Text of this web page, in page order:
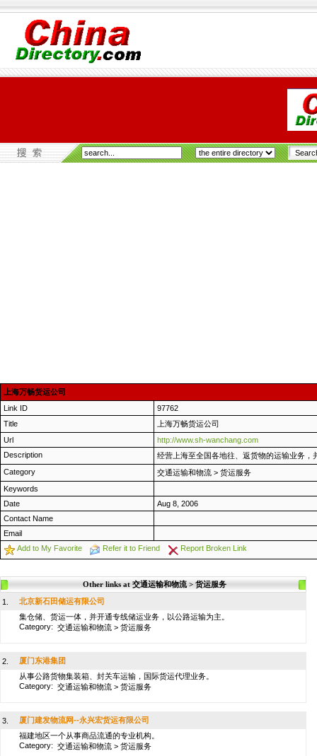
上海万畅货运公司
Link ID
97762
Title
上海万畅货运公司
Url
http://www.sh-wanchang.com
Description
经营上海至全国各地往、返货物的运输业务，
Category
交通运输和物流 > 货运服务
Keywords
Date
Aug 8, 2006
Contact Name
Email
Add to My Favorite
Refer it to Friend Report Broken Link
Other links at 交通运输和物流 > 货运服务
1.
北京新石田储运有限公司
集仓储、货运一体，并开通专线储运业务，以公路运输为主。
Category: 交通运输和物流 > 货运服务
2.
厦门东港集团
从事公路货物集装箱、封关车运输，国际货运代理业务。
Category: 交通运输和物流 > 货运服务
3.
厦门建发物流网--永兴宏货运有限公司
福建地区一个从事商品流通的专业机构。
Category: 交通运输和物流 > 货运服务